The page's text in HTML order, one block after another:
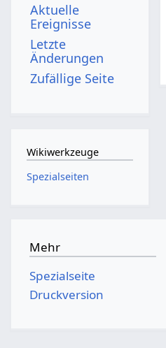
Aktuelle
Ereignisse
Letzte
Änderungen
Zufällige Seite
Wikiwerkzeuge
Spezialseiten
Mehr
Spezialseite
Druckversion